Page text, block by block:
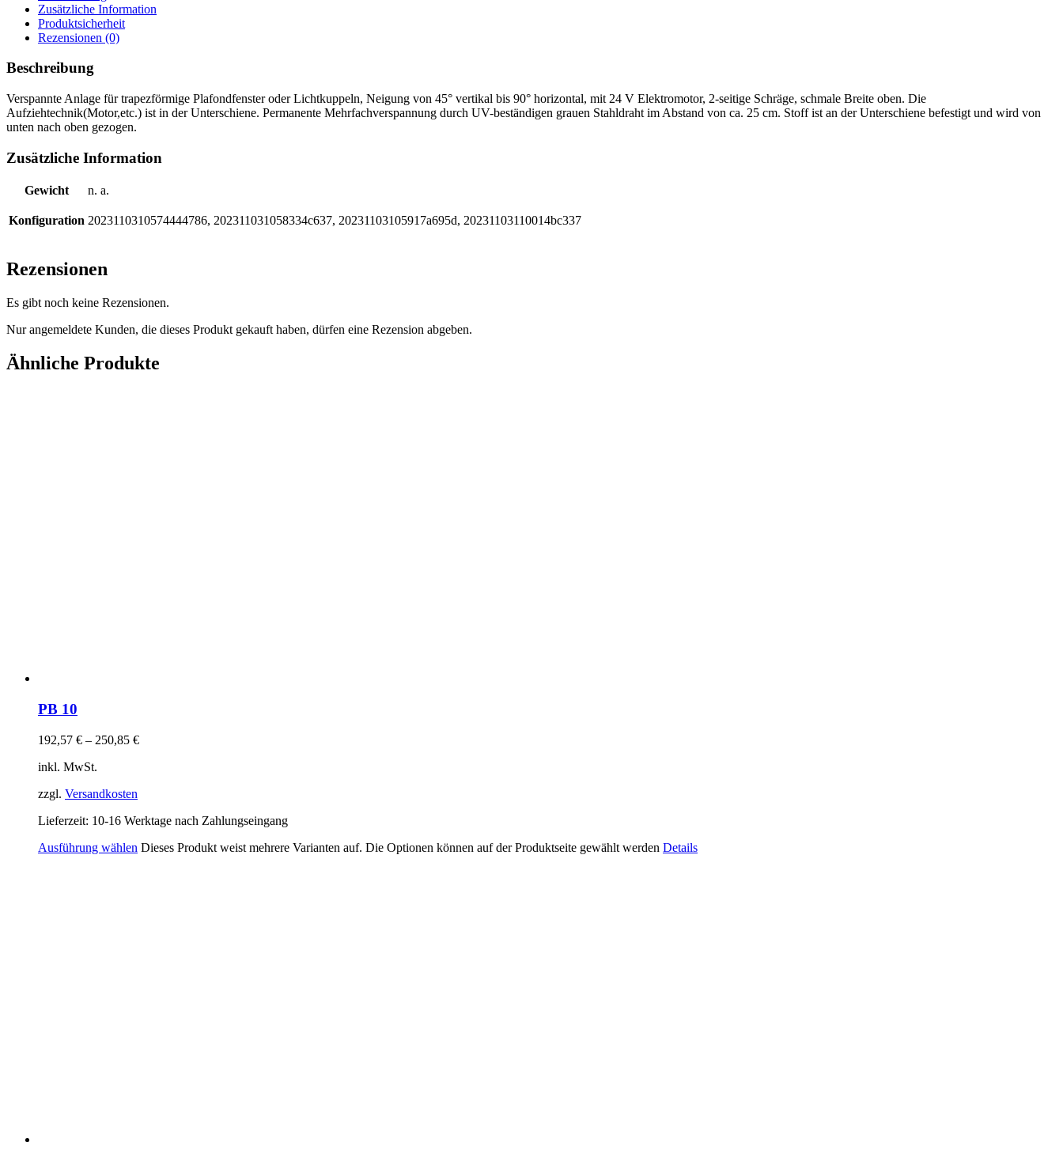
Zusätzliche Information
Produktsicherheit
Rezensionen (0)
Beschreibung
Verspannte Anlage für trapezförmige Plafondfenster oder Lichtkuppeln, Neigung von 45° vertikal bis 90° horizontal, mit 24 V Elektromotor, 2-seitige Schräge, schmale Breite oben. Die
Aufziehtechnik(Motor,etc.) ist in der Unterschiene. Permanente Mehrfachverspannung durch UV-beständigen grauen Stahldraht im Abstand von ca. 25 cm. Stoff ist an der Unterschiene befestigt und wird von
unten nach oben gezogen.
Zusätzliche Information
Gewicht n. a.
Konfiguration 2023110310574444786, 202311031058334c637, 20231103105917a695d, 20231103110014bc337
Rezensionen
Es gibt noch keine Rezensionen.
Nur angemeldete Kunden, die dieses Produkt gekauft haben, dürfen eine Rezension abgeben.
Ähnliche Produkte
PB 10
192,57 € – 250,85 €
inkl. MwSt.
zzgl. Versandkosten
Lieferzeit: 10-16 Werktage nach Zahlungseingang
Ausführung wählen Dieses Produkt weist mehrere Varianten auf. Die Optionen können auf der Produktseite gewählt werden Details